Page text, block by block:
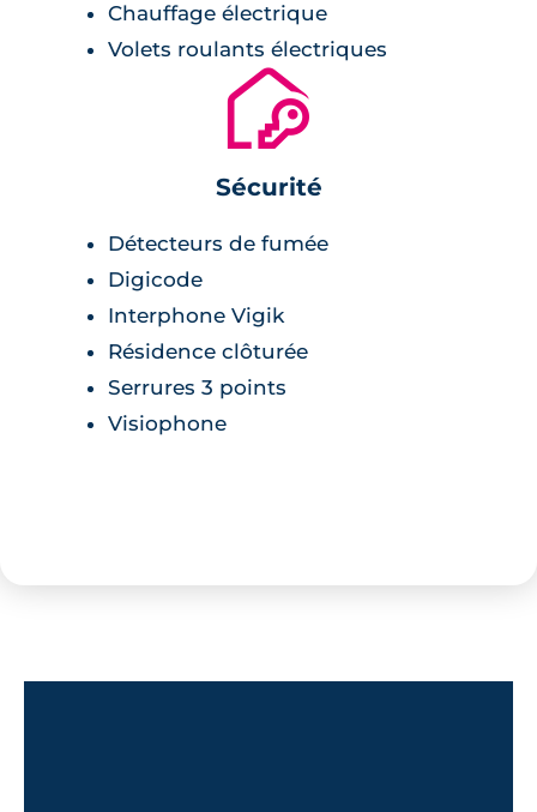
Chauffage électrique
Volets roulants électriques
🔐
Sécurité
Détecteurs de fumée
Digicode
Interphone Vigik
Résidence clôturée
Serrures 3 points
Visiophone